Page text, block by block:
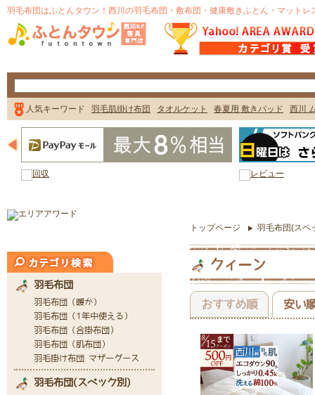
トップページ 羽毛布団(スペ
クィーン
おすすめ順 安い